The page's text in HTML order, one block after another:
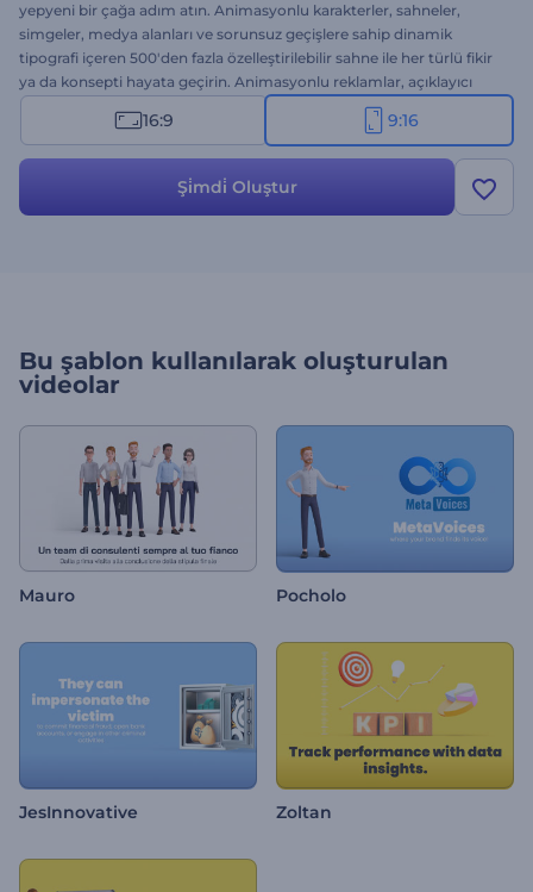
yepyeni bir çağa adım atın. Animasyonlu karakterler, sahneler,
simgeler, medya alanları ve sorunsuz geçişlere sahip dinamik
tipografi içeren 500'den fazla özelleştirilebilir sahne ile her türlü fikir
ya da konsepti hayata geçirin. Animasyonlu reklamlar, açıklayıcı
videolar, şirket ya da servis tanıtımları, reklam videoları vb. için
mükemmel bir seçenek. Dilediğiniz sahneleri seçin, yazıları ve
seçin veya ses kaydınızı yükleyerek benzersiz bir animasyon elde
edin. Ücretsiz olarak şimdi oluşturun!
16:9 9:16
Şi̇mdi̇ Oluştur
Bu şablon kullanılarak oluşturulan
videolar
Mauro Pocholo
JesInnovative Zoltan